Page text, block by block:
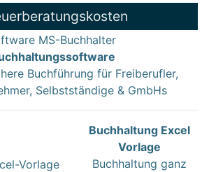
Buchführung für Freiberufler,
Selbstständige & GmbHs
Buchhaltung Excel
Vorlage
Buchhaltung ganz